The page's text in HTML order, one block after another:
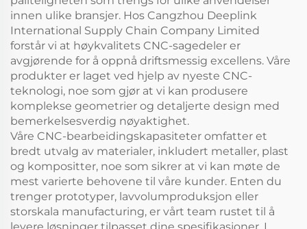
innen ulike bransjer. Hos Cangzhou Deeplink
International Supply Chain Company Limited
forstår vi at høykvalitets CNC-sagedeler er
avgjørende for å oppnå driftsmessig excellens. Våre
produkter er laget ved hjelp av nyeste CNC-
teknologi, noe som gjør at vi kan produsere
komplekse geometrier og detaljerte design med
bemerkelsesverdig nøyaktighet.
Våre CNC-bearbeidingskapasiteter omfatter et
bredt utvalg av materialer, inkludert metaller, plast
og kompositter, noe som sikrer at vi kan møte de
mest varierte behovene til våre kunder. Enten du
trenger prototyper, lavvolumproduksjon eller
storskala manufacturing, er vårt team rustet til å